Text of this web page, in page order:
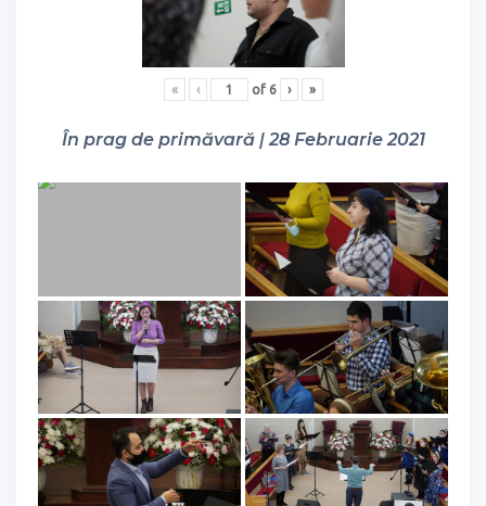
« ‹ of 6 › »
În prag de primăvară | 28 Februarie 2021